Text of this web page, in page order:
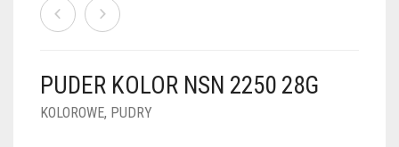
FOIL DIP
PUDER KOLOR NSN 2250 28G
KOLOROWE, PUDRY